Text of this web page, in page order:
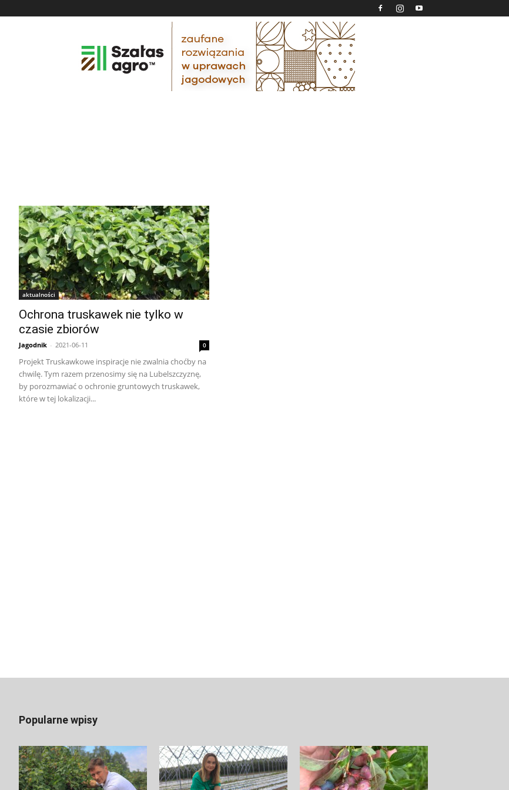
aktualności
Ochrona truskawek nie tylko w
czasie zbiorów
Jagodnik - 2021-06-11 0
Projekt Truskawkowe inspiracje nie zwalnia choćby na
chwilę. Tym razem przenosimy się na Lubelszczyznę,
by porozmawiać o ochronie gruntowych truskawek,
które w tej lokalizacji...
Popularne wpisy